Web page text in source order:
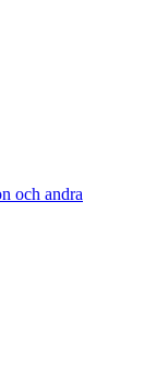
och andra